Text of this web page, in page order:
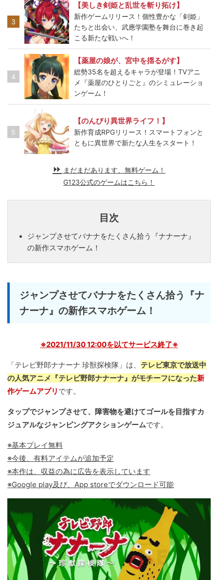
3
【美しき剣姫と乱世を斬り拓け】
新作ゲームリリース！個性豊かな「剣姫」
たちと出会い、武應学園塾を舞台に巻き起
こる新たな戦いへ！
4
【薬屋の娘が、宮中を揺るがす】
総勢35名を超えるキャラが登場！TVアニ
メ『薬屋のひとりごと』のシミュレーショ
ンゲーム！
5
【のんびり異世界ライフ！】
新作育成RPGリリース！スマートフォンと
ともに異世界で新たな人生をスタート！
まだまだあります、無料ゲーム！
G123公式のゲームはこちら！
目次
ジャンプさせてバナナをたくさん拾う『ナナーナ』
の新作スマホゲーム！
ジャンプさせてバナナをたくさん拾う『ナ
ナーナ』の新作スマホゲーム！
※2021/11/30 12:00を以てサービス終了※
「テレビ野郎ナナーナ 珍獣探検隊」は、 テレビ東京で放送中
の人気アニメ『テレビ野郎ナナーナ』がモチーフになった新
作ゲームアプリ です。
タップでジャンプさせて、障害物を避けてゴールを目指すカ
ジュアルなジャンピングアクションゲームです。
※基本プレイ無料
※今後、有料アイテムが追加予定
※本作は、収益の為に広告を表示しています
※Google play及び、App storeでダウンロード可能